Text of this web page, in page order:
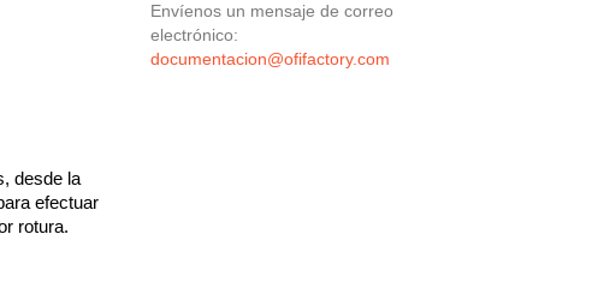
Envíenos un mensaje de correo
electrónico:
documentacion@ofifactory.com
desde la
efectuar
rotura.